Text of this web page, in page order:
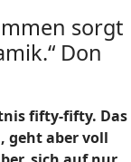
sorgt
Don
fifty-fifty. Das
geht aber voll